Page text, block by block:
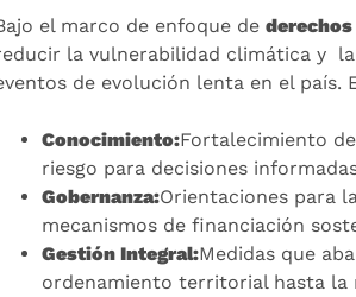
el marco de enfoque de
la vulnerabilidad climática y
de evolución lenta en el
Conocimiento:Fortalecimiento
riesgo para decisiones
Gobernanza:Orientaciones para
mecanismos de financiación
Gestión Integral:Medidas que
ordenamiento territorial hasta la